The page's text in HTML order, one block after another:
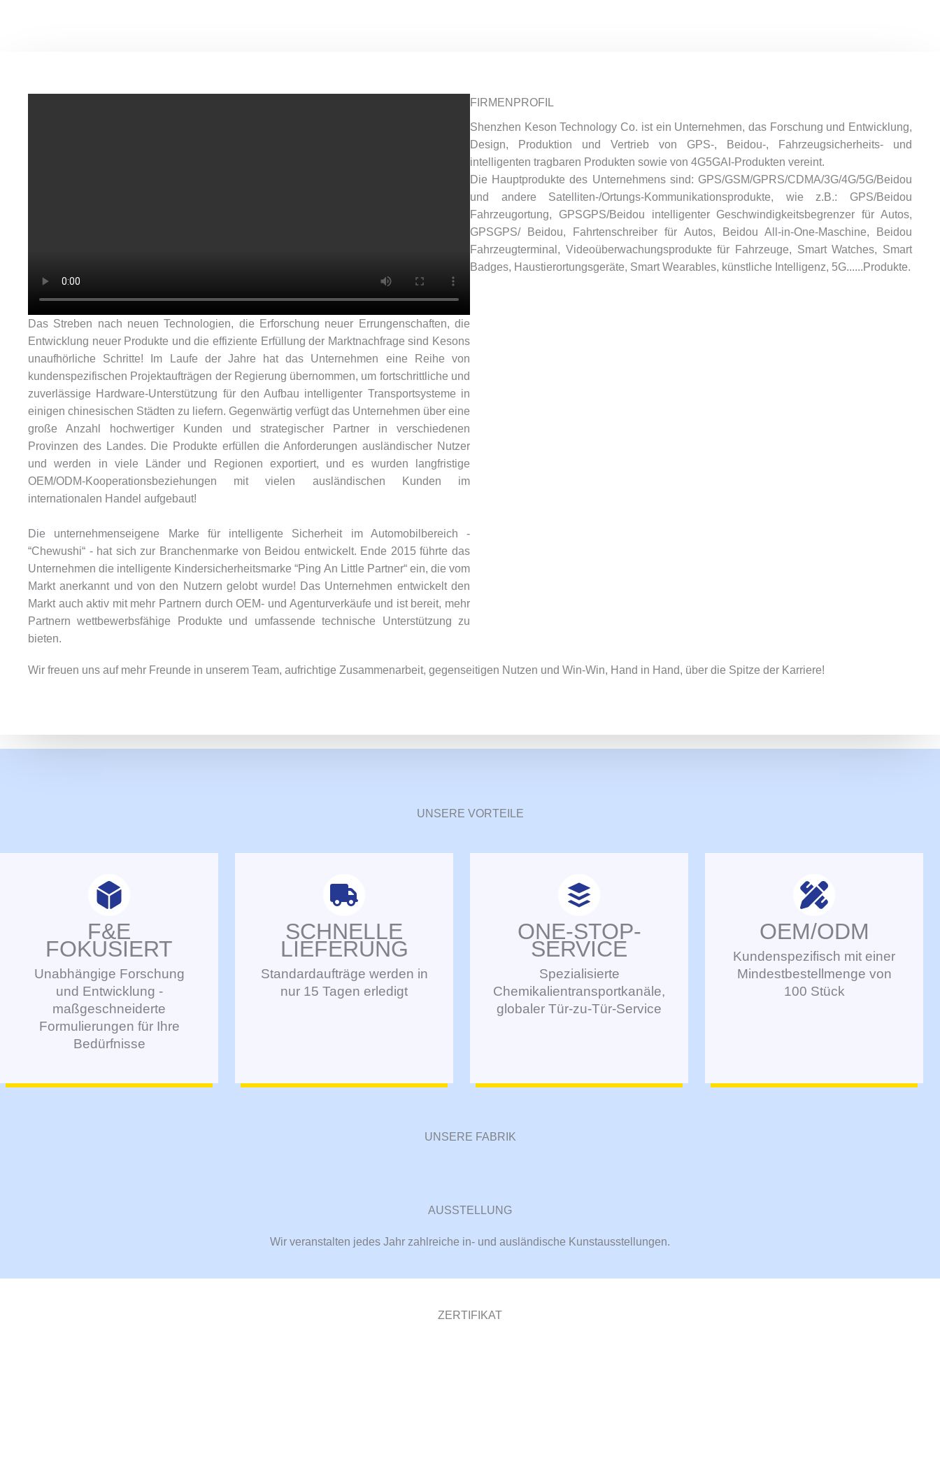
FIRMENPROFIL
Shenzhen Keson Technology Co. ist ein Unternehmen, das Forschung und Entwicklung,
Design, Produktion und Vertrieb von GPS-, Beidou-, Fahrzeugsicherheits- und
intelligenten tragbaren Produkten sowie von 4G5GAI-Produkten vereint.
Die Hauptprodukte des Unternehmens sind: GPS/GSM/GPRS/CDMA/3G/4G/5G/Beidou
und andere Satelliten-/Ortungs-Kommunikationsprodukte, wie z.B.: GPS/Beidou
Fahrzeugortung, GPSGPS/Beidou intelligenter Geschwindigkeitsbegrenzer für Autos,
GPSGPS/ Beidou, Fahrtenschreiber für Autos, Beidou All-in-One-Maschine, Beidou
Fahrzeugterminal, Videoüberwachungsprodukte für Fahrzeuge, Smart Watches, Smart
Badges, Haustierortungsgeräte, Smart Wearables, künstliche Intelligenz, 5G......Produkte.
Das Streben nach neuen Technologien, die Erforschung neuer Errungenschaften, die
Entwicklung neuer Produkte und die effiziente Erfüllung der Marktnachfrage sind Kesons
unaufhörliche Schritte! Im Laufe der Jahre hat das Unternehmen eine Reihe von
kundenspezifischen Projektaufträgen der Regierung übernommen, um fortschrittliche und
zuverlässige Hardware-Unterstützung für den Aufbau intelligenter Transportsysteme in
einigen chinesischen Städten zu liefern. Gegenwärtig verfügt das Unternehmen über eine
große Anzahl hochwertiger Kunden und strategischer Partner in verschiedenen
Provinzen des Landes. Die Produkte erfüllen die Anforderungen ausländischer Nutzer
und werden in viele Länder und Regionen exportiert, und es wurden langfristige
OEM/ODM-Kooperationsbeziehungen mit vielen ausländischen Kunden im
internationalen Handel aufgebaut!
Die unternehmenseigene Marke für intelligente Sicherheit im Automobilbereich -
“Chewushi“ - hat sich zur Branchenmarke von Beidou entwickelt. Ende 2015 führte das
Unternehmen die intelligente Kindersicherheitsmarke “Ping An Little Partner“ ein, die vom
Markt anerkannt und von den Nutzern gelobt wurde! Das Unternehmen entwickelt den
Markt auch aktiv mit mehr Partnern durch OEM- und Agenturverkäufe und ist bereit, mehr
Partnern wettbewerbsfähige Produkte und umfassende technische Unterstützung zu
bieten.
Wir freuen uns auf mehr Freunde in unserem Team, aufrichtige Zusammenarbeit, gegenseitigen Nutzen und Win-Win, Hand in Hand, über die Spitze der Karriere!
UNSERE VORTEILE
F&E
FOKUSIERT
Unabhängige Forschung
und Entwicklung -
maßgeschneiderte
Formulierungen für Ihre
Bedürfnisse
SCHNELLE
LIEFERUNG
Standardaufträge werden in
nur 15 Tagen erledigt
ONE-STOP-
SERVICE
Spezialisierte
Chemikalientransportkanäle,
globaler Tür-zu-Tür-Service
OEM/ODM
Kundenspezifisch mit einer
Mindestbestellmenge von
100 Stück
UNSERE FABRIK
AUSSTELLUNG
Wir veranstalten jedes Jahr zahlreiche in- und ausländische Kunstausstellungen.
ZERTIFIKAT